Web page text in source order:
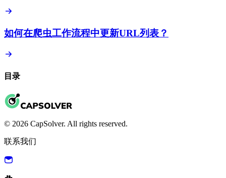
如何在爬虫工作流程中更新URL列表？
目录
© 2026 CapSolver. All rights reserved.
联系我们